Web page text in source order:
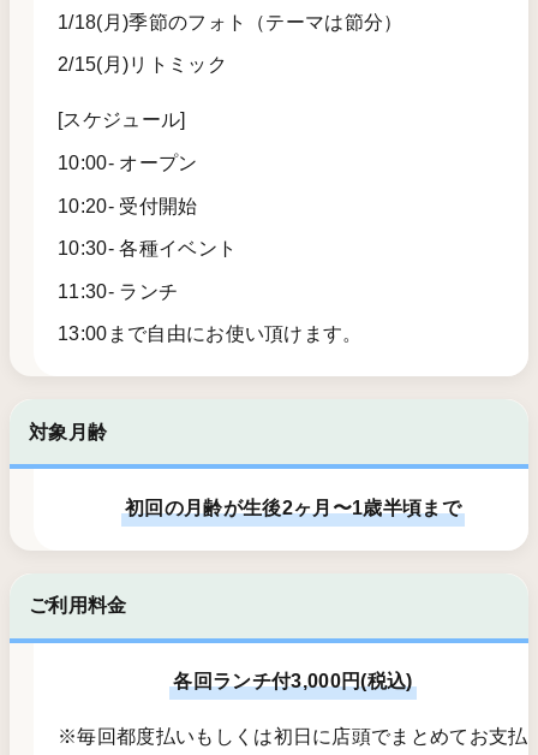
1/18(月)季節のフォト（テーマは節分）
2/15(月)リトミック
[スケジュール]
10:00- オープン
10:20- 受付開始
10:30- 各種イベント
11:30- ランチ
13:00まで自由にお使い頂けます。
対象月齢
初回の月齢が生後2ヶ月〜1歳半頃まで
ご利用料金
各回ランチ付3,000円(税込)
※毎回都度払いもしくは初日に店頭でまとめてお支払